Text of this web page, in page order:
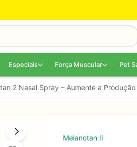
Especiais Força Muscular Pet
2 Nasal Spray – Aumente a
Melanotan II